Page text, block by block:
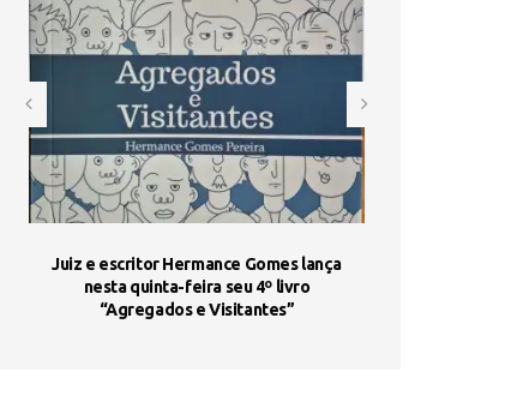
Juiz e escritor Hermance Gomes lança
nesta quinta-feira seu 4º livro
“Agregados e Visitantes”